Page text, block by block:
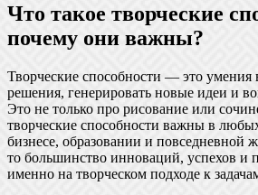
Что такое творческие
почему они важны?
Творческие способности — это умения
решения, генерировать новые идеи и
Это не только про рисование или
творческие способности важны в
бизнесе, образовании и повседневной
то большинство инноваций, успехов и
именно на творческом подходе к